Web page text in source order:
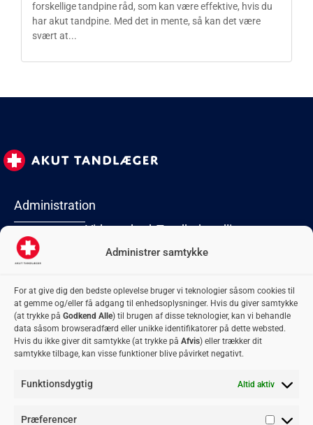
Administrer samtykke
For at give dig den bedste oplevelse bruger vi teknologier såsom cookies til
at gemme og/eller få adgang til enhedsoplysninger. Hvis du giver samtykke
(at trykke på Godkend Alle) til brugen af disse teknologier, kan vi behandle
data såsom browseradfærd eller unikke identifikatorer på dette websted.
Hvis du ikke giver dit samtykke (at trykke på Afvis) eller trækker dit
samtykke tilbage, kan visse funktioner blive påvirket negativt.
Funktionsdygtig Altid aktiv
Præferencer
forskellige tandpine råd, som kan være effektive, hvis du
har akut tandpine. Med det in mente, så kan det være
svært at...
Administration
Lyngby Torv 2
2800 Kongens
Lyngby
74
adm@akuttandlaeger.dk
Virksomhed
Forside
Om os
Privatlivspolitik
Samarbejdsklinikker
Bliv
samarbejdspartner
Tandbehandlinger
Akut
Flækket tand
Fyldninger
Plomber
Retainer
Rodbehandling
Tandbyld
Tandkrone
Tandregulering
Visdomstænder
tandlæge